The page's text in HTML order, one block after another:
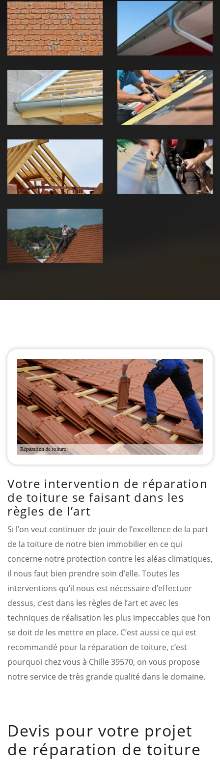
démoussage de
toiture 39
Jura
pose de
gouttière 39
Jura
Pose de
Chéneau 39
Jura
Réparation de
toiture 39
Jura
Traitement de
charpente 39
Jura
Travaux de
zinguerie 39
Jura
Urgence fuite
de toiture 39
Jura
Votre intervention de réparation
de toiture se faisant dans les
règles de l’art
Si l’on veut continuer de jouir de l’excellence de la part
de la toiture de notre bien immobilier en ce qui
concerne notre protection contre les aléas climatiques,
il nous faut bien prendre soin d’elle. Toutes les
interventions qu’il nous est nécessaire d’effectuer
dessus, c’est dans les règles de l’art et avec les
techniques de réalisation les plus impeccables que l’on
se doit de les mettre en place. C’est aussi ce qui est
recommandé pour la réparation de toiture, c’est
pourquoi chez vous à Chille 39570, on vous propose
notre service de très grande qualité dans le domaine.
Devis pour votre projet
de réparation de toiture